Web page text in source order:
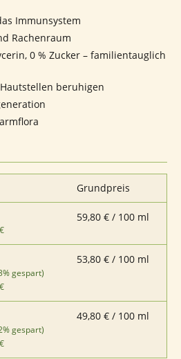
Immunsystem
Rachenraum
0 % Zucker – familientauglich
beruhigen
Grundpreis
59,80 € / 100 ml
gespart)
53,80 € / 100 ml
gespart)
49,80 € / 100 ml